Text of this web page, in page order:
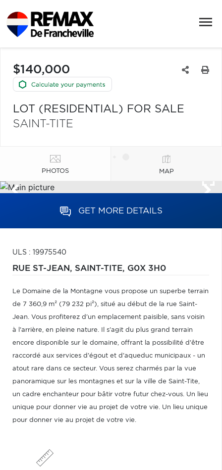
$140,000
LOT (RESIDENTIAL) FOR SALE
SAINT-TITE
PHOTOS MAP
GET MORE DETAILS
ULS : 19975540
RUE ST-JEAN, SAINT-TITE, G0X 3H0
Le Domaine de la Montagne vous propose un superbe terrain
de 7 360,9 m² (79 232 pi²), situé au début de la rue Saint-
Jean. Vous profiterez d'un emplacement paisible, sans voisin
à l'arrière, en pleine nature. Il s'agit du plus grand terrain
encore disponible sur le domaine, offrant la possibilité d'être
raccordé aux services d'égout et d'aqueduc municipaux - un
atout rare dans ce secteur. Vous serez charmés par la vue
panoramique sur les montagnes et sur la ville de Saint-Tite,
un cadre enchanteur pour bâtir votre futur chez-vous. Un lieu
unique pour donner vie au projet de votre vie. Un lieu unique
pour donner vie au projet de votre vie.